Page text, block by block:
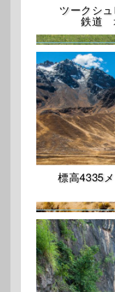
ツークシ
鉄道
標高4335